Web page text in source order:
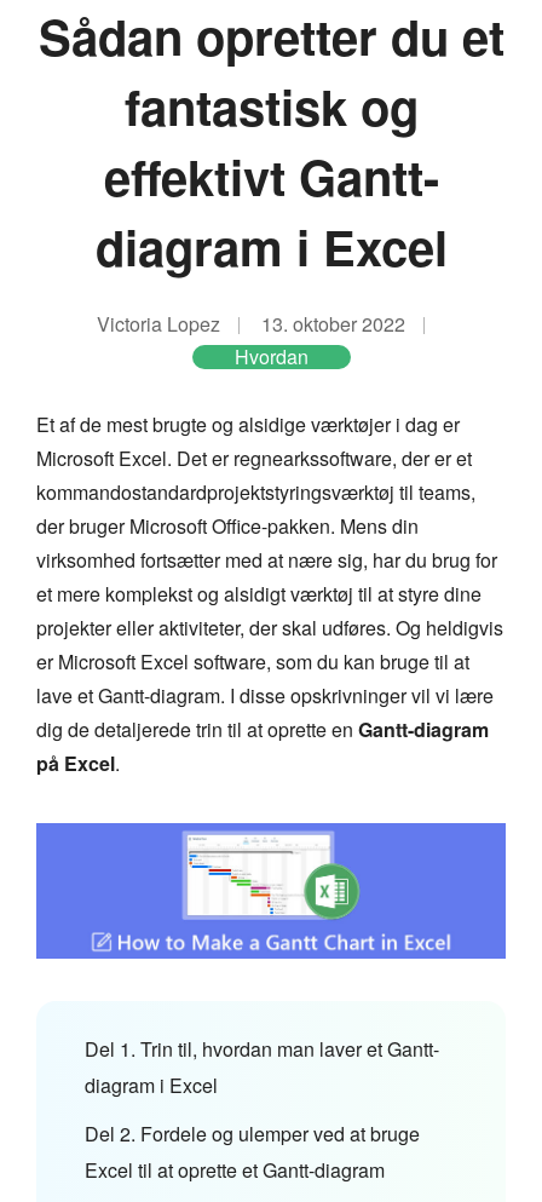
Sådan opretter du et
fantastisk og
effektivt Gantt-
diagram i Excel
Victoria Lopez
13. oktober 2022
Hvordan
Et af de mest brugte og alsidige værktøjer i dag er
Microsoft Excel. Det er regnearkssoftware, der er et
kommandostandardprojektstyringsværktøj til teams,
der bruger Microsoft Office-pakken. Mens din
virksomhed fortsætter med at nære sig, har du brug for
et mere komplekst og alsidigt værktøj til at styre dine
projekter eller aktiviteter, der skal udføres. Og heldigvis
er Microsoft Excel software, som du kan bruge til at
lave et Gantt-diagram. I disse opskrivninger vil vi lære
dig de detaljerede trin til at oprette en Gantt-diagram
på Excel.
Del 1. Trin til, hvordan man laver et Gantt-
diagram i Excel
Del 2. Fordele og ulemper ved at bruge
Excel til at oprette et Gantt-diagram